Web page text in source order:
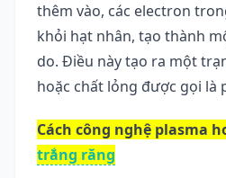
thêm vào, các electron
khỏi hạt nhân, tạo thành
do. Điều này tạo ra một
hoặc chất lỏng được gọi là
Cách công nghệ plasma
trắng răng